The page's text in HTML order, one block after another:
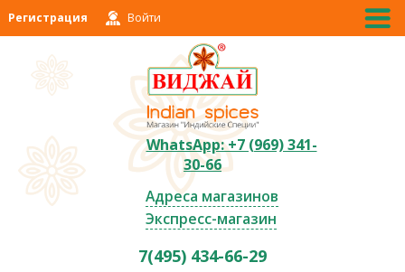
Регистрация Войти
WhatsApp: +7 (969) 341-
30-66
Адреса магазинов
Экспресс-магазин
7(495) 434-66-29